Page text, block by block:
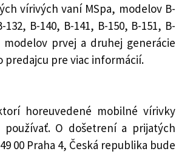
vírivých vaní MSpa, modelov B-
B-140, B-141, B-150, B-151, B-
modelov prvej a druhej generácie
predajcu pre viac informácií.
horeuvedené mobilné vírivky
O došetrení a prijatých
00 Praha 4, Česká republika bude